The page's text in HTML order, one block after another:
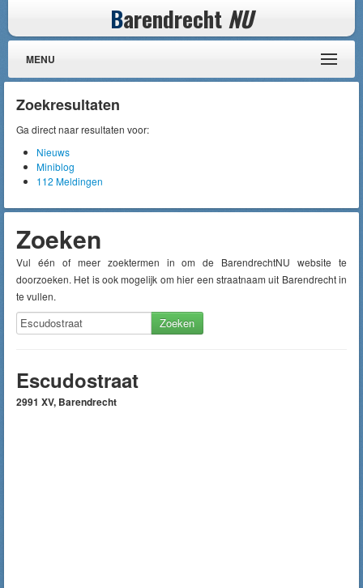
Barendrecht NU
MENU
Zoekresultaten
Ga direct naar resultaten voor:
Nieuws
Miniblog
112 Meldingen
Zoeken
Vul één of meer zoektermen in om de BarendrechtNU website te
doorzoeken. Het is ook mogelijk om hier een straatnaam uit Barendrecht in
te vullen.
Zoeken
Escudostraat
2991 XV, Barendrecht